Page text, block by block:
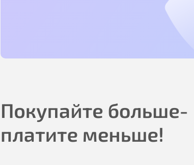
Покупайте больше-
платите меньше!